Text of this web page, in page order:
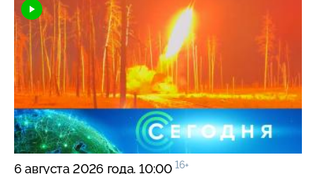
6 августа 2026 года. 10:00 16+